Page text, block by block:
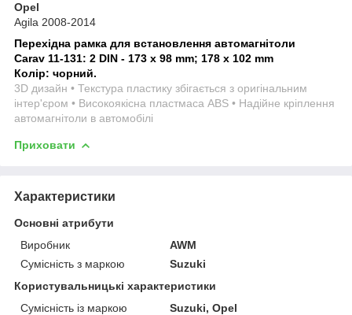
Opel
Agila 2008-2014
Перехідна рамка для встановлення автомагнітоли
Carav 11-131: 2 DIN - 173 x 98 mm; 178 x 102 mm
Колір: чорний.
3D дизайн • Текстура пластику збігається з оригінальним
інтер'єром • Високоякісна пластмаса ABS • Надійне кріплення
автомагнітоли в автомобілі
Приховати
Характеристики
Основні атрибути
Виробник
AWM
Сумісність з маркою
Suzuki
Користувальницькі характеристики
Сумісність із маркою
Suzuki, Opel